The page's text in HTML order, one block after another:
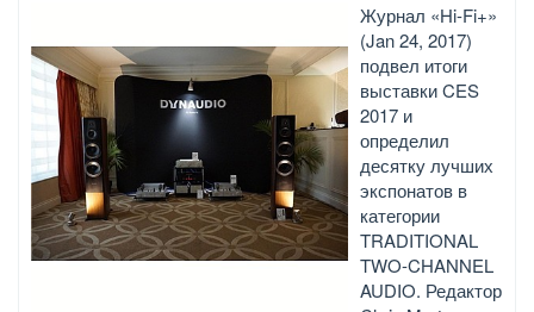
Журнал «Hi-Fi+»
(Jan 24, 2017)
подвел итоги
выставки CES
2017 и
определил
десятку лучших
экспонатов в
категории
TRADITIONAL
TWO-CHANNEL
AUDIO. Редактор